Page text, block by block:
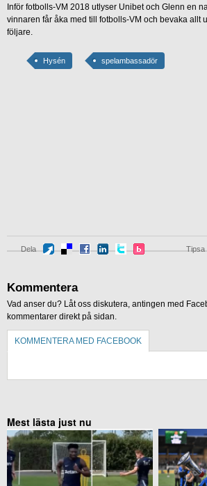
Inför fotbolls-VM 2018 utlyser Unibet och Glenn en
vinnaren får åka med till fotbolls-VM och bevaka allt
följare.
Hysén spelambassadör
Dela Tipsa
Kommentera
Vad anser du? Låt oss diskutera, antingen med
kommentarer direkt på sidan.
KOMMENTERA MED FACEBOOK
Mest lästa just nu